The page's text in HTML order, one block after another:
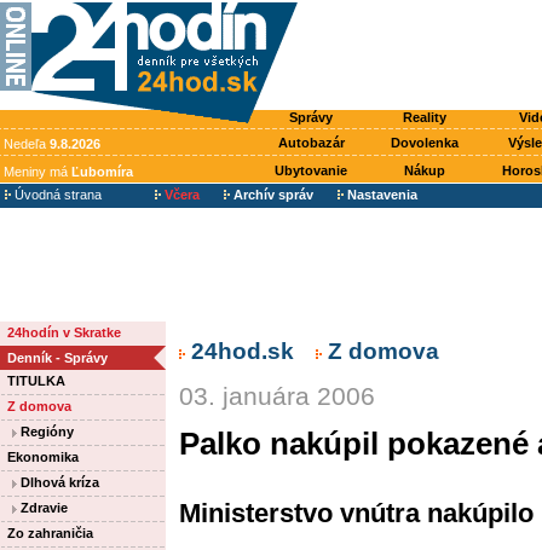
Správy Reality
Nedeľa 9.8.2026 Autobazár Dovolenka
Meniny má Ľubomíra Ubytovanie Nákup
Úvodná strana
Včera Archív správ Nastavenia
24hodín v Skratke
Denník - Správy
TITULKA
Z domova
Regióny
Ekonomika
Dlhová kríza
Zdravie
Zo zahraničia
24hod.sk Z domova
03. januára 2006
Palko nakúpil pokazené
Ministerstvo vnútra